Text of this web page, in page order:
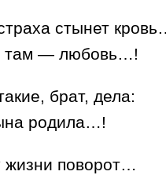
стынет
там — любовь…!
брат, дела:
родила…!
жизни поворот…